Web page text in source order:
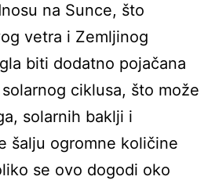
na Sunce, što
vetra i Zemljinog
biti dodatno pojačana
ciklusa, što može
solarnih baklji i
šalju ogromne količine
se ovo dogodi oko